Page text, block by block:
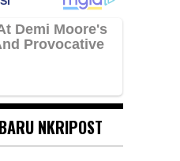
NKRIPOST